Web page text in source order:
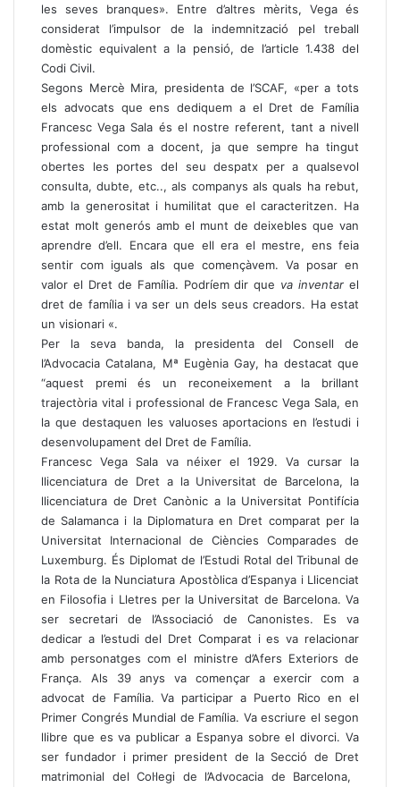
les seves branques». Entre d’altres mèrits, Vega és
considerat l’impulsor de la indemnització pel treball
domèstic equivalent a la pensió, de l’article 1.438 del
Codi Civil.
Segons Mercè Mira, presidenta de l’SCAF, «per a tots
els advocats que ens dediquem a el Dret de Família
Francesc Vega Sala és el nostre referent, tant a nivell
professional com a docent, ja que sempre ha tingut
obertes les portes del seu despatx per a qualsevol
consulta, dubte, etc.., als companys als quals ha rebut,
amb la generositat i humilitat que el caracteritzen. Ha
estat molt generós amb el munt de deixebles que van
aprendre d’ell. Encara que ell era el mestre, ens feia
sentir com iguals als que començàvem. Va posar en
valor el Dret de Família. Podríem dir que va inventar el
dret de família i va ser un dels seus creadors. Ha estat
un visionari «.
Per la seva banda, la presidenta del Consell de
l’Advocacia Catalana, Mª Eugènia Gay, ha destacat que
“aquest premi és un reconeixement a la brillant
trajectòria vital i professional de Francesc Vega Sala, en
la que destaquen les valuoses aportacions en l’estudi i
desenvolupament del Dret de Família.
Francesc Vega Sala va néixer el 1929. Va cursar la
llicenciatura de Dret a la Universitat de Barcelona, ​​la
llicenciatura de Dret Canònic a la Universitat Pontifícia
de Salamanca i la Diplomatura en Dret comparat per la
Universitat Internacional de Ciències Comparades de
Luxemburg. És Diplomat de l’Estudi Rotal del Tribunal de
la Rota de la Nunciatura Apostòlica d’Espanya i Llicenciat
en Filosofia i Lletres per la Universitat de Barcelona. Va
ser secretari de l’Associació de Canonistes. Es va
dedicar a l’estudi del Dret Comparat i es va relacionar
amb personatges com el ministre d’Afers Exteriors de
França. Als 39 anys va començar a exercir com a
advocat de Família. Va participar a Puerto Rico en el
Primer Congrés Mundial de Família. Va escriure el segon
llibre que es va publicar a Espanya sobre el divorci. Va
ser fundador i primer president de la Secció de Dret
matrimonial del Col·legi de l’Advocacia de Barcelona, ​​